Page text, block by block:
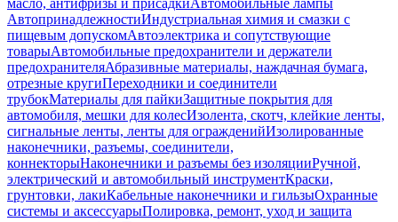
масло, антифризы и присадкиАвтомобильные лампы
АвтопринадлежностиИндустриальная химия и смазки с
пищевым допускомАвтоэлектрика и сопутствующие
товарыАвтомобильные предохранители и держатели
предохранителяАбразивные материалы, наждачная бумага,
отрезные кругиПереходники и соединители
трубокМатериалы для пайкиЗащитные покрытия для
автомобиля, мешки для колесИзолента, скотч, клейкие ленты,
сигнальные ленты, ленты для огражденийИзолированные
наконечники, разъемы, соединители,
коннекторыНаконечники и разъемы без изоляцииРучной,
электрический и автомобильный инструментКраски,
грунтовки, лакиКабельные наконечники и гильзыОхранные
системы и аксессуарыПолировка, ремонт, уход и защита